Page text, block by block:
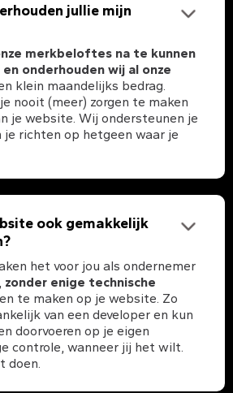
jullie mijn
merkbeloftes na te kunnen
onderhouden wij al onze
klein maandelijks bedrag.
nooit (meer) zorgen te maken
je website. Wij ondersteunen je
je richten op hetgeen waar je
ook gemakkelijk
het voor jou als ondernemer
zonder enige technische
te maken op je website. Zo
van een developer en kun
doorvoeren op je eigen
controle, wanneer jij het wilt.
doen.